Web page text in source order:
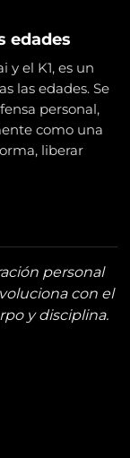
edades
y el K1, es un
las edades. Se
personal,
como una
liberar
personal
con el
y disciplina.